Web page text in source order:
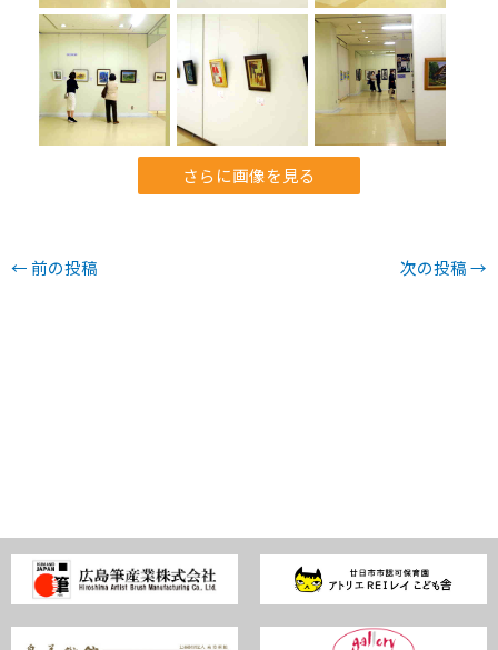
さらに画像を見る
← 前の投稿 次の投稿→